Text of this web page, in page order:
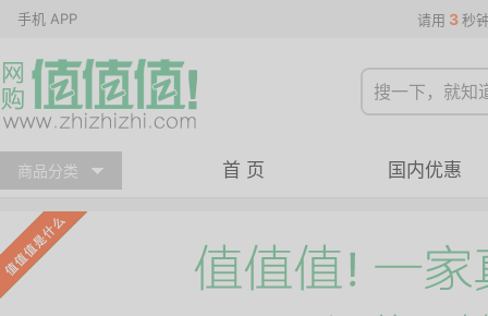
手机 APP 请用 3 秒
商品分类 首 页 国内优惠